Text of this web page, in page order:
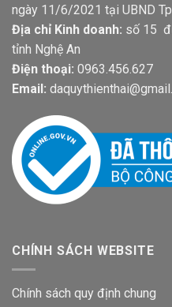
ngày 11/6/2021 tại UBND
Địa chỉ Kinh doanh: số 15
tỉnh Nghệ An
Điện thoại: 0963.456.627
Email:
CHÍNH SÁCH WEBSITE
Chính sách quy định chung